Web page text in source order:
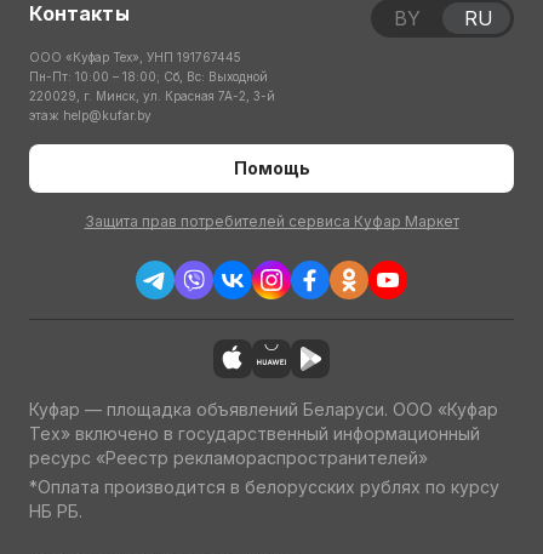
Контакты
ООО «Куфар Тех», УНП 191767445
Пн-Пт: 10:00 – 18:00; Сб, Вс: Выходной
220029, г. Минск, ул. Красная 7А-2, 3-й
этаж help@kufar.by
Помощь
Защита прав потребителей сервиса Куфар Маркет
BY RU
Куфар — площадка объявлений Беларуси. ООО «Куфар
Тех» включено в государственный информационный
ресурс «Реестр рекламораспространителей»
*Оплата производится в белорусских рублях по курсу
НБ РБ.